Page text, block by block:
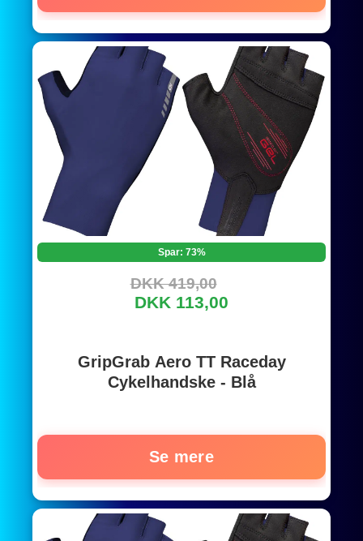
Spar: 73%
DKK 419,00
DKK 113,00
GripGrab Aero TT Raceday
Cykelhandske - Blå
Se mere